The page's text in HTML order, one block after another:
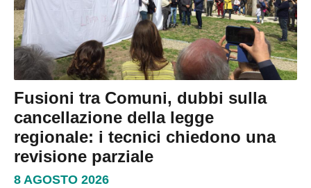
Fusioni tra Comuni, dubbi sulla
cancellazione della legge
regionale: i tecnici chiedono una
revisione parziale
8 AGOSTO 2026